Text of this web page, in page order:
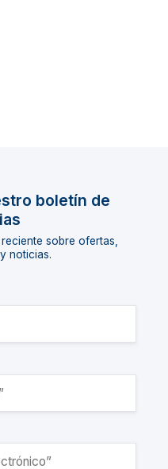
boletín de
sobre ofertas,
noticias.